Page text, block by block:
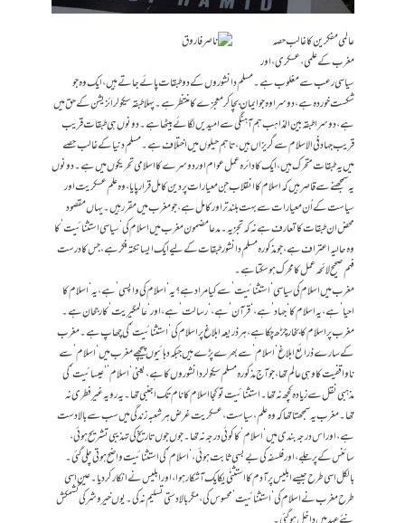
عالمی مفکرین کا غالب حصہ
مغرب کے علمی، عسکری، اور
سیاسی رعب سے مغلوب ہے۔ مسلم دانشوروں کے دو طبقات پائے جاتے ہیں، ایک وہ جو
شکست خوردہ ہے، دوسرا وہ جو ایمان بچا کر معجزے کا منتظر ہے۔ پہلا طبقہ سیکولرائزیشن کے حق میں
ہے، دوسرا طبقہ بین المذاہب ہم آہنگی سے امیدیں لگائے بیٹھا ہے۔ دونوں ہی طبقات قریب
قریب جہاد فی الاسلام سے گریزاں ہیں، تاہم حیلوں میں اختلاف ہے۔ مسلم دنیا کے غالب حصے
میں یہ طبقات متحرک ہیں، ایک کا دائرہ عمل عوام اور دوسرے کا اسلامی تحریکوں میں ہے۔ دونوں
یہ سمجھنے سے قاصر ہیں کہ اسلام کا انقلاب جن معیارات پر دین کامل قرارپایا، وہ علم عسکریت اور
سیاست کے اُن معیارات سے بہت بلند تر اور کامل ہے، جو مغرب میں مقرر ہیں۔ یہاں مقصود
محض ان طبقات کا تعارف ہے نہ کہ تجزیہ۔ مدعا مضمون مغرب میں اسلام کی ‘سیاسی استثنائیت’ کا
وہ حالیہ اعتراف ہے، جو مذکورہ مسلم دانشور طبقات کے لیے ایک ایسا نکتہ فکر ہے، جس کا درست
فہم صحیح لائحہ عمل کا محرک ہوسکتا ہے۔
مغرب میں اسلام کی سیاسی ‘استثنائیت’ سے کیا مراد ہے؟ یہ ‘اسلام کی واپسی’ ہے، یہ ‘اسلام کا
احیا’ ہے، یہ اسلام کا ‘جہاد’ ہے، ‘قرآن’ ہے، ‘رسالت’ ہے، اور ‘عالمگیریت’ کا رجحان ہے۔
مغرب پر اسلام کا بخار چڑھ چکا ہے، ہر ذريعہ ابلاغ پر اسلام کی ‘استثنائیت’ کی چھاپ ہے۔ مغرب
کے سارے ذرائع ابلاغ ‘اسلام’ سے بھرے پڑے ہيں جبکہ دہائیوں پیچھے مغرب میں ‘اسلام’ سے
ناواقفیت کا وہی عالم تھا، جو آج مذکورہ مسلم سیکولر دانشوروں کا ہے، یعنی ‘اسلام’ ‘عیسائیت’ کی
مذہبی نقل سے زیادہ کچھ نہ تھا۔ استثنائیت تو کجا اسلام کا نام تک اجنبی تھا۔ یہ رویہ غیرفطری نہ
تھا۔ مغرب یہ سمجھتا تھا کہ وہ علم، سیاست، عسکریت غرض ہر شعبہ زندگی میں سب سے بالادست
ہے، اور اس درجہ بندی میں ‘اسلام’ کا کوئی درجہ نہ تھا۔ جوں جوں تاریخ کي تہذیبی تشریح ہوئی،
سائنس کے پر جلے، اورفلسفہ کی بےبسی ثابت ہوئی، ‘اسلام’ کی استثنائیت واضح ہوتی چلی گئی۔
بالکل اسی طرح جیسے ابلیس پر آدم کا استثنٰی یکایک آشکار ہوا، اور ابلیس نے انکارکردیا۔ عین اسی
طرح مغرب نے اسلام کی ‘استثنائیت’ محسوس کی، مگر بالادستی تسلیم نہ کی۔ یوں خیروشر کی کشمکش